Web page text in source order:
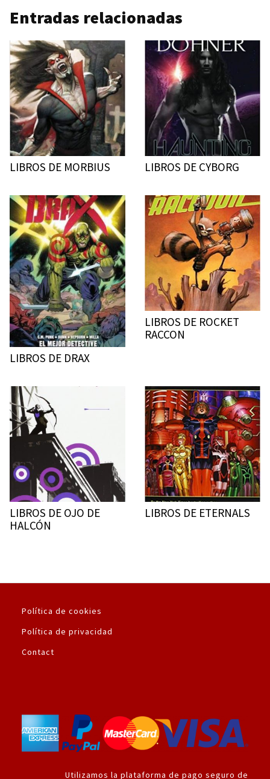
Entradas relacionadas
LIBROS DE MORBIUS LIBROS DE CYBORG
LIBROS DE DRAX
LIBROS DE ROCKET
RACCON
LIBROS DE OJO DE
HALCÓN
LIBROS DE ETERNALS
Política de cookies
Política de privacidad
Contact
Utilizamos la plataforma de pago seguro de